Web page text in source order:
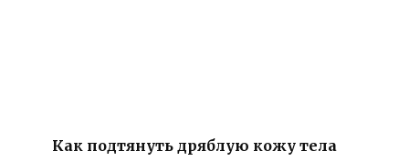
Как подтянуть дряблую кожу тела